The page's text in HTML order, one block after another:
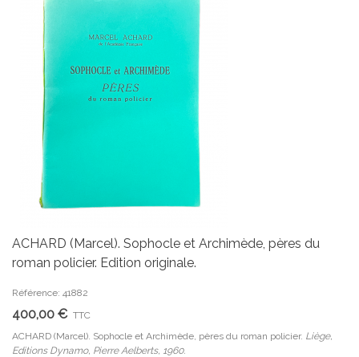
ACHARD (Marcel). Sophocle et Archimède, pères du
roman policier. Edition originale.
Référence: 41882
400,00 € TTC
ACHARD (Marcel). Sophocle et Archimède, pères du roman policier. Liège,
Editions Dynamo, Pierre Aelberts, 1960.